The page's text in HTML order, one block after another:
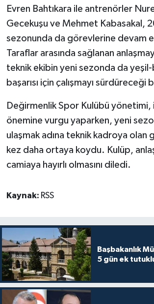
Evren Bahtıkara ile antrenörler
Gecekuşu ve Mehmet Kabasakal,
sezonunda da görevlerine devam
Taraflar arasında sağlanan
teknik ekibin yeni sezonda da yeşil-
başarısı için çalışmayı sürdüreceği
Değirmenlik Spor Kulübü yönetimi,
önemine vurgu yaparken, yeni
ulaşmak adına teknik kadroya olan
kez daha ortaya koydu. Kulüp,
camiaya hayırlı olmasını diledi.
Kaynak: RSS
Başbakanlık
5 gün ek
ÖZEL HABER
SAĞLIK
SİYASET
SPOR
TATLISU
TEKNOLOJİ
TİCARET